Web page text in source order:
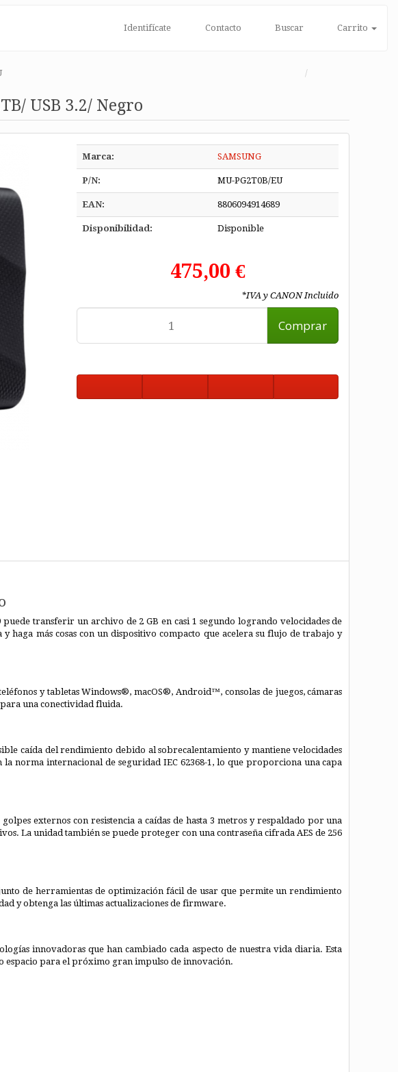
Identifícate Contacto Buscar Carrito
USB 3.2/ Negro
Marca: SAMSUNG
P/N: MU-PG2T0B/EU
EAN: 8806094914689
Disponibilidad: Disponible
475,00 €
*IVA y CANON Incluido
Comprar
transferir un archivo de 2 GB en casi 1 segundo logrando velocidades de
haga más cosas con un dispositivo compacto que acelera su flujo de trabajo y
y tabletas Windows®, macOS®, Android™, consolas de juegos, cámaras
para una conectividad fluida.
caída del rendimiento debido al sobrecalentamiento y mantiene velocidades
norma internacional de seguridad IEC 62368-1, lo que proporciona una capa
externos con resistencia a caídas de hasta 3 metros y respaldado por una
La unidad también se puede proteger con una contraseña cifrada AES de 256
de herramientas de optimización fácil de usar que permite un rendimiento
y obtenga las últimas actualizaciones de firmware.
innovadoras que han cambiado cada aspecto de nuestra vida diaria. Esta
espacio para el próximo gran impulso de innovación.